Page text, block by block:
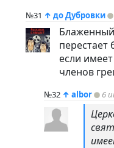
№31 ↑ до Дубровки
если имеет
членов
№32 ↑ albor 6